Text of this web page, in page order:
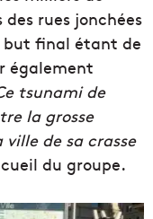
rues jonchées
but final étant de
également
tsunami de
la grosse
de sa crasse
du groupe.